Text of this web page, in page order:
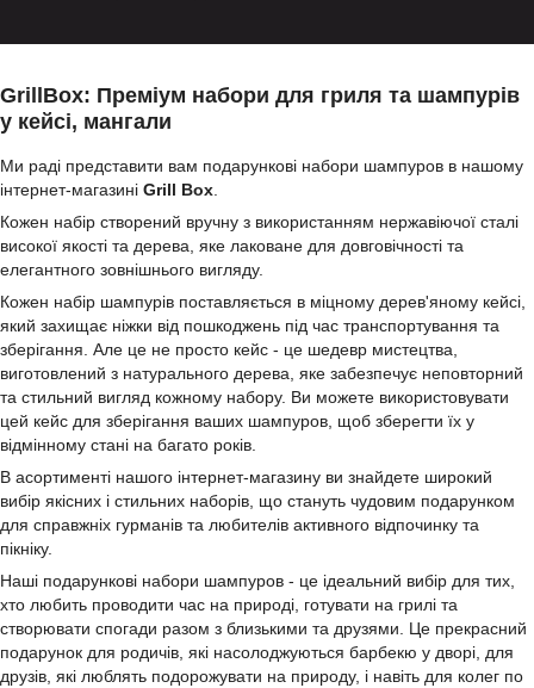
GrillBox: Преміум набори для гриля та шампурів
у кейсі, мангали
Ми раді представити вам подарункові набори шампуров в нашому
інтернет-магазині Grill Box
Кожен набір створений вручну з використанням нержавіючої сталі
високої якості та дерева, яке лаковане для довговічності та
елегантного зовнішнього вигляду.
Кожен набір шампурів поставляється в міцному дерев'яному кейсі,
який захищає ніжки від пошкоджень під час транспортування та
зберігання. Але це не просто кейс - це шедевр мистецтва,
виготовлений з натурального дерева, яке забезпечує неповторний
та стильний вигляд кожному набору. Ви можете використовувати
цей кейс для зберігання ваших шампуров, щоб зберегти їх у
відмінному стані на багато років.
В асортименті нашого інтернет-магазину ви знайдете широкий
вибір якісних і стильних наборів, що стануть чудовим подарунком
для справжніх гурманів та любителів активного відпочинку та
пікніку.
Наші подарункові набори шампуров - це ідеальний вибір для тих,
хто любить проводити час на природі, готувати на грилі та
створювати спогади разом з близькими та друзями. Це прекрасний
подарунок для родичів, які насолоджуються барбекю у дворі, для
друзів, які люблять подорожувати на природу, і навіть для колег по